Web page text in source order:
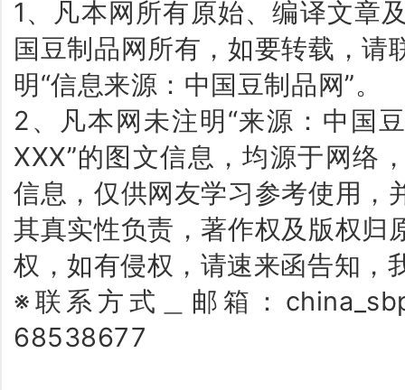
1、凡本网所有原始、编译文章
国豆制品网所有，如要转载，请
明“信息来源：中国豆制品网”。
2、凡本网未注明“来源：中国
XXX”的图文信息，均源于网络
信息，仅供网友学习参考使用，
其真实性负责，著作权及版权归
权，如有侵权，请速来函告知，
※联系方式＿邮箱：
68538677